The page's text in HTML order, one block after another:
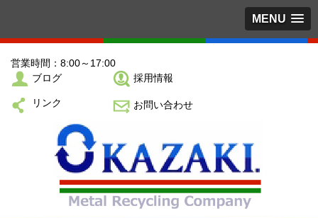
MENU
営業時間：8:00～17:00
ブログ
採用情報
リンク お問い合わせ